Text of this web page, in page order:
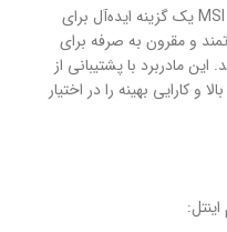
مادربرد ام اس آی MSI PRO H610M-E DDR4 یک گزینه ایده‌آل برای
و مقرون به صرفه برای
مادربرد با پشتیبانی از
و کارایی بهینه را در اختیار